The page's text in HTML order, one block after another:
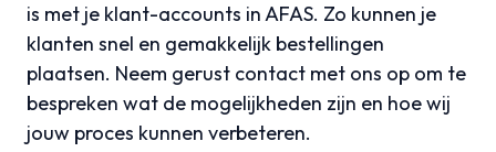
is met je klant-accounts in AFAS. Zo kunnen je
klanten snel en gemakkelijk bestellingen
plaatsen. Neem gerust contact met ons op om te
bespreken wat de mogelijkheden zijn en hoe wij
jouw proces kunnen verbeteren.